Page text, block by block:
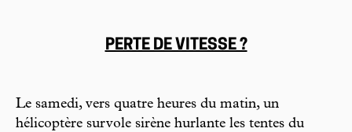
PERTE DE VITESSE ?
Le samedi, vers quatre heures du matin, un
hélicoptère survole sirène hurlante les tentes du